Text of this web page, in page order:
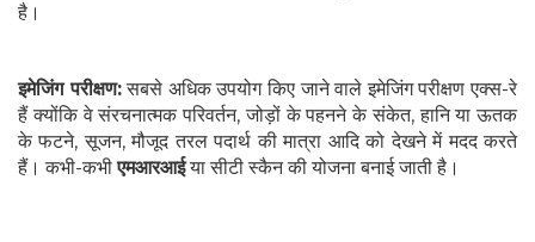
है।
इमेजिंग परीक्षण:सबसे अधिक उपयोग किए जाने वाले इमेजिंग परीक्षण एक्स-रे
हैं क्योंकि वे संरचनात्मक परिवर्तन, जोड़ों के पहनने के संकेत, हानि या ऊतक
के फटने, सूजन, मौजूद तरल पदार्थ की मात्रा आदि को देखने में मदद करते
हैं। कभी-कभीएमआरआईया सीटी स्कैन की योजना बनाई जाती है।